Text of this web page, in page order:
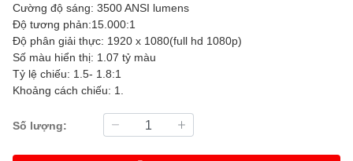
Cường độ sáng: 3500 ANSI lumens
Độ tương phản:15.000:1
Độ phân giải thực: 1920 x 1080(full hd 1080p)
Số màu hiển thị: 1.07 tỷ màu
Tỷ lệ chiếu: 1.5- 1.8:1
Khoảng cách chiếu: 1.
Số lượng: